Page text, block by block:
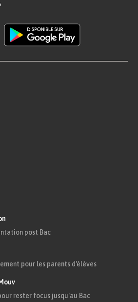
d’anecdotes
du point de vue de la
car ces récits
ou encore du poème
post Bac
pour les parents d'élèves
rester focus jusqu'au Bac